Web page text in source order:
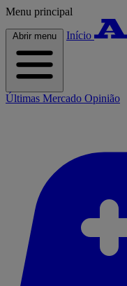
Menu principal
Abrir menu Início
Últimas Mercado Opinião